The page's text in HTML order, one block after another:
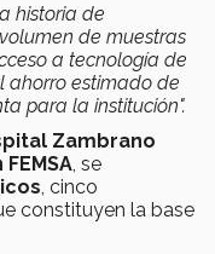
historia de
de muestras
a tecnología de
ahorro estimado de
para la institución".
Zambrano
, se
, cinco
constituyen la base